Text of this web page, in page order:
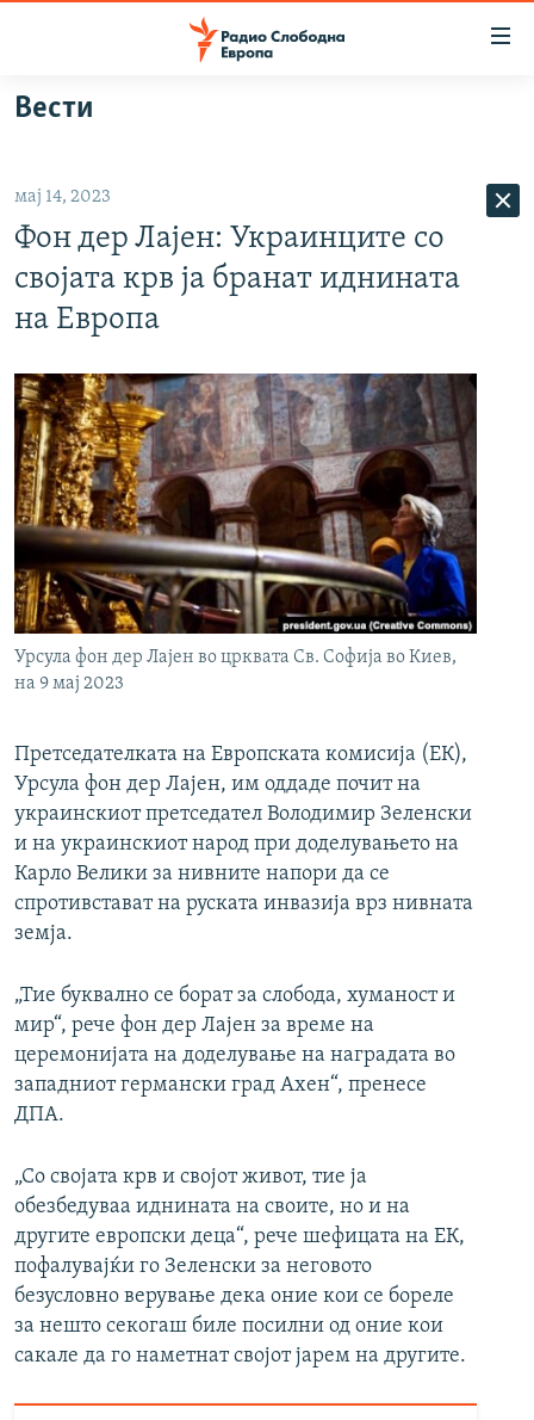
Оди
на
главната
навигација
Премини
на
ВИЗУЕЛНО
ВЕСТИ
ШТО ТРЕБА ДА ЗНАЕТЕ
ПРИЈАВИ СЕ ЗА ЊУЗЛЕТЕР
ПОДКАСТ ЗОШТО?
СЛЕДЕТЕ НЕ
РСЕ веб страници
Вести
мај 14, 2023
Фон дер Лајен: Украинците со
својата крв ја бранат иднината
на Европа
Урсула фон дер Лајен во црквата Св. Софија во Киев,
на 9 мај 2023
Претседателката на Европската комисија (ЕК),
Урсула фон дер Лајен, им оддаде почит на
украинскиот претседател Володимир Зеленски
и на украинскиот народ при доделувањето на
Карло Велики за нивните напори да се
спротивстават на руската инвазија врз нивната
земја.
„Тие буквално се борат за слобода, хуманост и
мир“, рече фон дер Лајен за време на
церемонијата на доделување на наградата во
западниот германски град Ахен“, пренесе
ДПА.
„Со својата крв и својот живот, тие ја
обезбедуваа иднината на своите, но и на
другите европски деца“, рече шефицата на ЕК,
пофалувајќи го Зеленски за неговото
безусловно верување дека оние кои се бореле
за нешто секогаш биле посилни од оние кои
сакале да го наметнат својот јарем на другите.